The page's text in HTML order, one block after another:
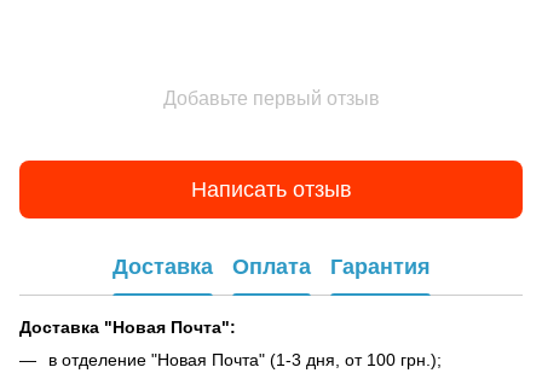
Добавьте первый отзыв
Написать отзыв
Доставка Оплата Гарантия
Доставка "Новая Почта":
в отделение "Новая Почта" (1-3 дня, от 100 грн.);